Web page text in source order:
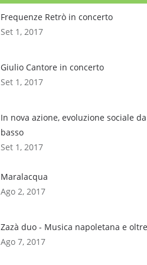
Frequenze Retrò in concerto
Set 1, 2017
Giulio Cantore in concerto
Set 1, 2017
In nova azione, evoluzione sociale
basso
Set 1, 2017
Maralacqua
Ago 2, 2017
Zazà duo - Musica napoletana e oltre
Ago 7, 2017